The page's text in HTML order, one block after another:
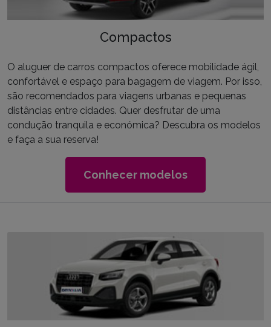
Compactos
O aluguer de carros compactos oferece mobilidade ágil,
confortável e espaço para bagagem de viagem. Por isso,
são recomendados para viagens urbanas e pequenas
distâncias entre cidades. Quer desfrutar de uma
condução tranquila e económica? Descubra os modelos
e faça a sua reserva!
Conhecer modelos